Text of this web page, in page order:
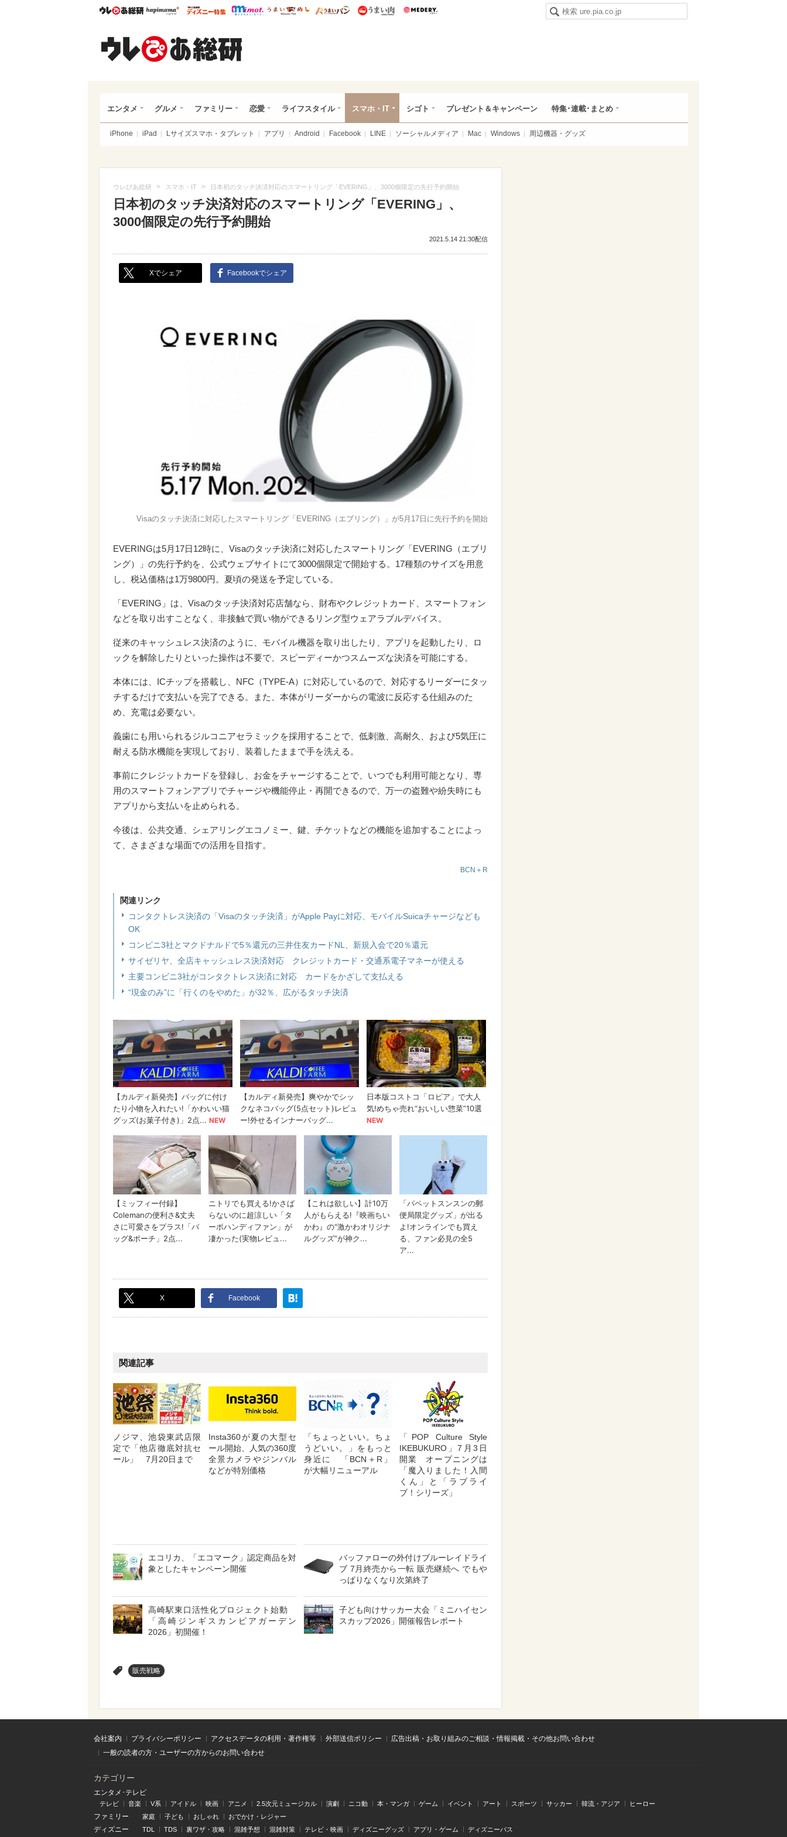
ウレぴあ総研ハピママ* ウレぴあ総研 ディズニー特集
mimot. うまいめし うまいパン うまい肉
エンタメ グルメ ファミリー 恋愛 ライフスタイル スマホ・IT シゴト プレゼント＆キャンペーン 特集･連載･まとめ
iPhone iPad Lサイズスマホ・タブレット アプリ Android Facebook LINE ソーシャルメディア Mac Windows 周辺機器・グッズ
ウレぴあ総研 > スマホ・IT > 日本初のタッチ決済対応のスマートリング「EVERING」、3000個限定の先行予約開始
日本初のタッチ決済対応のスマートリング「EVERING」、
3000個限定の先行予約開始
2021.5.14 21:30配信
Xでシェア Facebookでシェア
Visaのタッチ決済に対応したスマートリング「EVERING（エブリング）」が5月17日に先行予約を開始
EVERINGは5月17日12時に、Visaのタッチ決済に対応したスマートリング「EVERING（エブリ
ング）」の先行予約を、公式ウェブサイトにて3000個限定で開始する。17種類のサイズを用意
し、税込価格は1万9800円。夏頃の発送を予定している。
「EVERING」は、Visaのタッチ決済対応店舗なら、財布やクレジットカード、スマートフォン
などを取り出すことなく、非接触で買い物ができるリング型ウェアラブルデバイス。
従来のキャッシュレス決済のように、モバイル機器を取り出したり、アプリを起動したり、ロ
ックを解除したりといった操作は不要で、スピーディーかつスムーズな決済を可能にする。
本体には、ICチップを搭載し、NFC（TYPE-A）に対応しているので、対応するリーダーにタッ
チするだけで支払いを完了できる。また、本体がリーダーからの電波に反応する仕組みのた
め、充電は必要ない。
義歯にも用いられるジルコニアセラミックを採用することで、低刺激、高耐久、および5気圧に
耐える防水機能を実現しており、装着したままで手を洗える。
事前にクレジットカードを登録し、お金をチャージすることで、いつでも利用可能となり、専
用のスマートフォンアプリでチャージや機能停止・再開できるので、万一の盗難や紛失時にも
アプリから支払いを止められる。
今後は、公共交通、シェアリングエコノミー、鍵、チケットなどの機能を追加することによっ
て、さまざまな場面での活用を目指す。
BCN＋R
関連リンク
コンタクトレス決済の「Visaのタッチ決済」がApple Payに対応、モバイルSuicaチャージなども
OK
コンビニ3社とマクドナルドで5％還元の三井住友カードNL、新規入会で20％還元
サイゼリヤ、全店キャッシュレス決済対応 クレジットカード・交通系電子マネーが使える
主要コンビニ3社がコンタクトレス決済に対応 カードをかざして支払える
“現金のみ”に「行くのをやめた」が32％、広がるタッチ決済
X Facebook
関連記事
ノジマ、池袋東武店限
定で「他店徹底対抗セ
ール」 7月20日まで
Insta360が夏の大型セ
ール開始、人気の360度
全景カメラやジンバル
などが特別価格
「ちょっといい。ちょ
うどいい。」をもっと
身近に 「BCN＋R」
が大幅リニューアル
「POP Culture Style
IKEBUKURO」7月3日
開業 オープニングは
「魔入りました！入間
くん」と「ラブライ
ブ！シリーズ」
エコリカ、「エコマーク」認定商品を対
象としたキャンペーン開催
バッファローの外付けブルーレイドライ
ブ 7月終売から一転 販売継続へ でもや
っぱりなくなり次第終了
高崎駅東口活性化プロジェクト始動
「高崎ジンギスカンビアガーデン
2026」初開催！
子ども向けサッカー大会「ミニハイセン
スカップ2026」開催報告レポート
販売戦略
会社案内 プライバシーポリシー アクセスデータの利用・著作権等 外部送信ポリシー
広告出稿・お取り組みのご相談・情報掲載・その他お問い合わせ
一般の読者の方・ユーザーの方からのお問い合わせ
カテゴリー
エンタメ･テレビ
テレビ 音楽 V系 アイドル 映画 アニメ 2.5次元ミュージカル 演劇 ニコ動 本・マンガ ゲーム イベント アート スポーツ サッカー 韓流・アジア ヒーロー
ファミリー 家庭 子ども おしゃれ おでかけ・レジャー
ディズニー TDL TDS 裏ワザ・攻略 混雑予想 混雑対策 テレビ・映画 ディズニーグッズ アプリ・ゲーム ディズニーパス